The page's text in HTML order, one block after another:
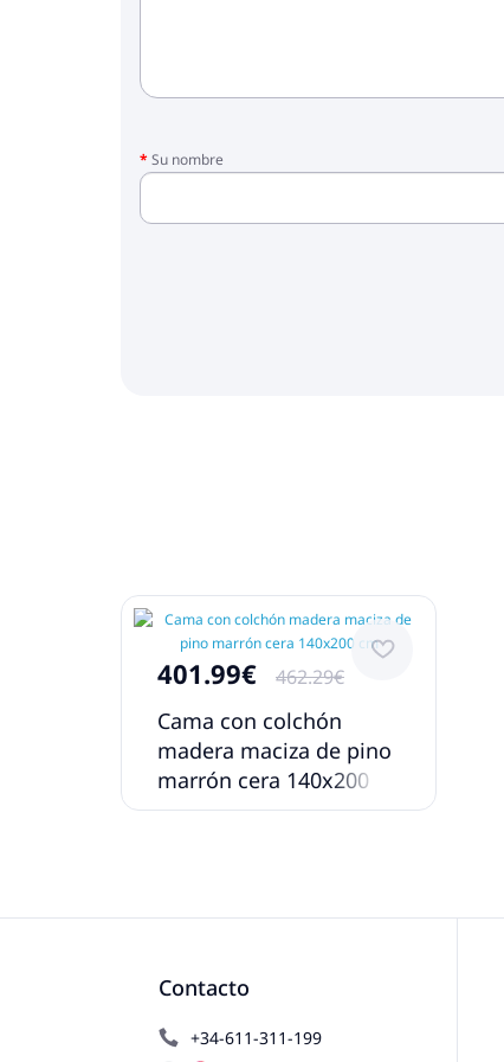
Su nombre
401.99€ 462.29€
Cama con colchón
madera maciza de pino
marrón cera 140x200
cm
Contacto
+34-611-311-199